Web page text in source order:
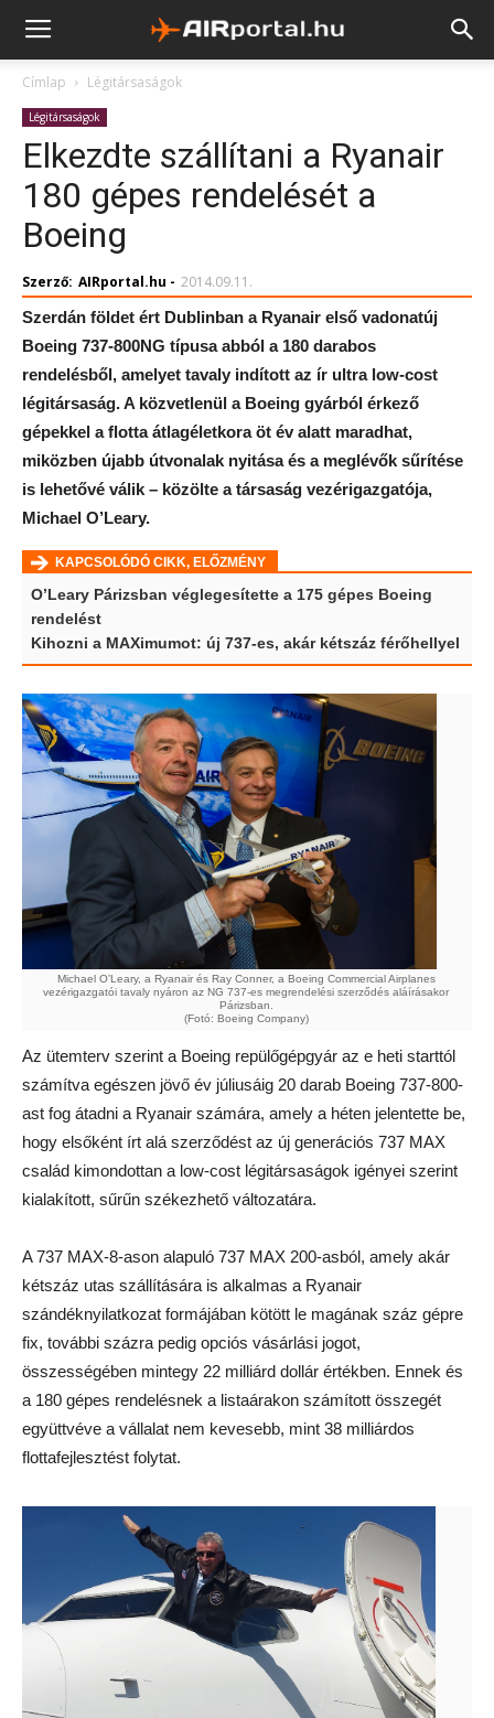
Címlap Légitársaságok
Légitársaságok
Elkezdte szállítani a Ryanair
180 gépes rendelését a
Boeing
Szerző: AIRportal.hu - 2014.09.11.
Szerdán földet ért Dublinban a Ryanair első vadonatúj
Boeing 737-800NG típusa abból a 180 darabos
rendelésből, amelyet tavaly indított az ír ultra low-cost
légitársaság. A közvetlenül a Boeing gyárból érkező
gépekkel a flotta átlagéletkora öt év alatt maradhat,
miközben újabb útvonalak nyitása és a meglévők sűrítése
is lehetővé válik – közölte a társaság vezérigazgatója,
Michael O’Leary.
KAPCSOLÓDÓ CIKK, ELŐZMÉNY
O’Leary Párizsban véglegesítette a 175 gépes Boeing
rendelést
Kihozni a MAXimumot: új 737-es, akár kétszáz férőhellyel
Michael O’Leary, a Ryanair és Ray Conner, a Boeing Commercial Airplanes
vezérigazgatói tavaly nyáron az NG 737-es megrendelési szerződés aláírásakor
Párizsban.
(Fotó: Boeing Company)
Az ütemterv szerint a Boeing repülőgépgyár az e heti starttól
számítva egészen jövő év júliusáig 20 darab Boeing 737-800-
ast fog átadni a Ryanair számára, amely a héten jelentette be,
hogy elsőként írt alá szerződést az új generációs 737 MAX
család kimondottan a low-cost légitársaságok igényei szerint
kialakított, sűrűn székezhető változatára.
A 737 MAX-8-ason alapuló 737 MAX 200-asból, amely akár
kétszáz utas szállítására is alkalmas a Ryanair
szándéknyilatkozat formájában kötött le magának száz gépre
fix, további százra pedig opciós vásárlási jogot,
összességében mintegy 22 milliárd dollár értékben. Ennek és
a 180 gépes rendelésnek a listaárakon számított összegét
együttvéve a vállalat nem kevesebb, mint 38 milliárdos
flottafejlesztést folytat.